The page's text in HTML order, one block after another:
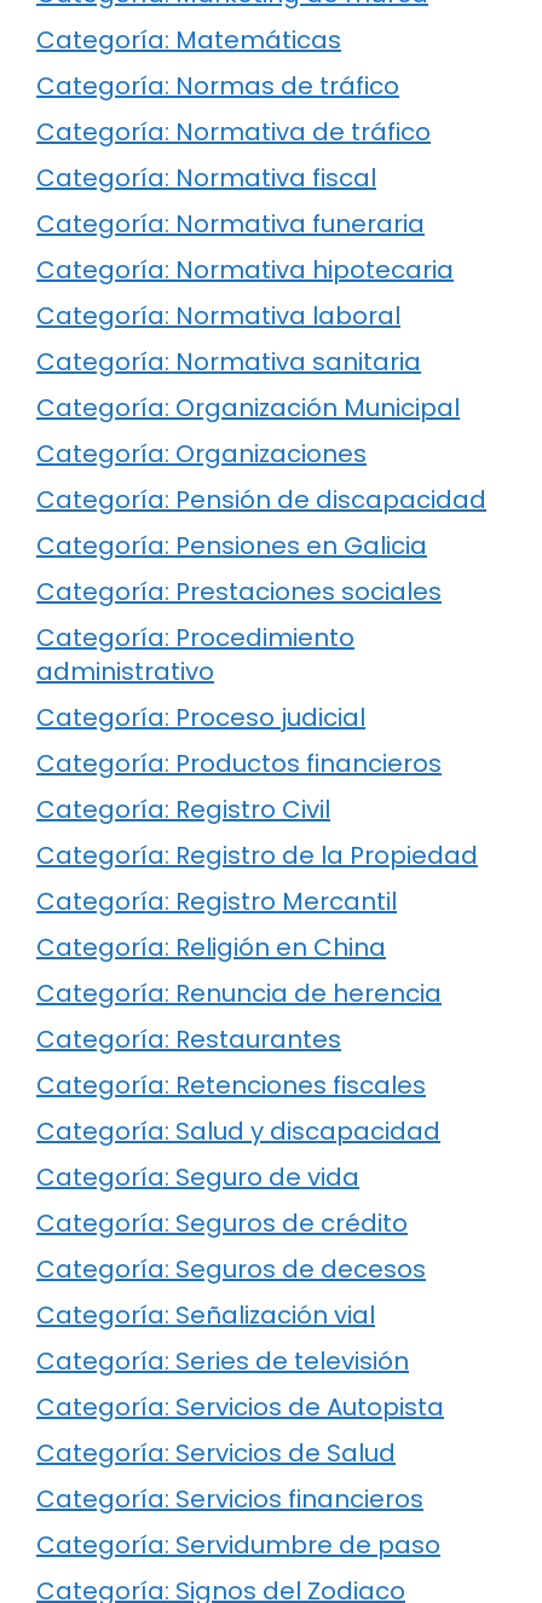
Categoría: Matemáticas
Categoría: Normas de tráfico
Categoría: Normativa de tráfico
Categoría: Normativa fiscal
Categoría: Normativa funeraria
Categoría: Normativa hipotecaria
Categoría: Normativa laboral
Categoría: Normativa sanitaria
Categoría: Organización Municipal
Categoría: Organizaciones
Categoría: Pensión de discapacidad
Categoría: Pensiones en Galicia
Categoría: Prestaciones sociales
Categoría: Procedimiento
administrativo
Categoría: Proceso judicial
Categoría: Productos financieros
Categoría: Registro Civil
Categoría: Registro de la Propiedad
Categoría: Registro Mercantil
Categoría: Religión en China
Categoría: Renuncia de herencia
Categoría: Restaurantes
Categoría: Retenciones fiscales
Categoría: Salud y discapacidad
Categoría: Seguro de vida
Categoría: Seguros de crédito
Categoría: Seguros de decesos
Categoría: Señalización vial
Categoría: Series de televisión
Categoría: Servicios de Autopista
Categoría: Servicios de Salud
Categoría: Servicios financieros
Categoría: Servidumbre de paso
Categoría: Signos del Zodiaco